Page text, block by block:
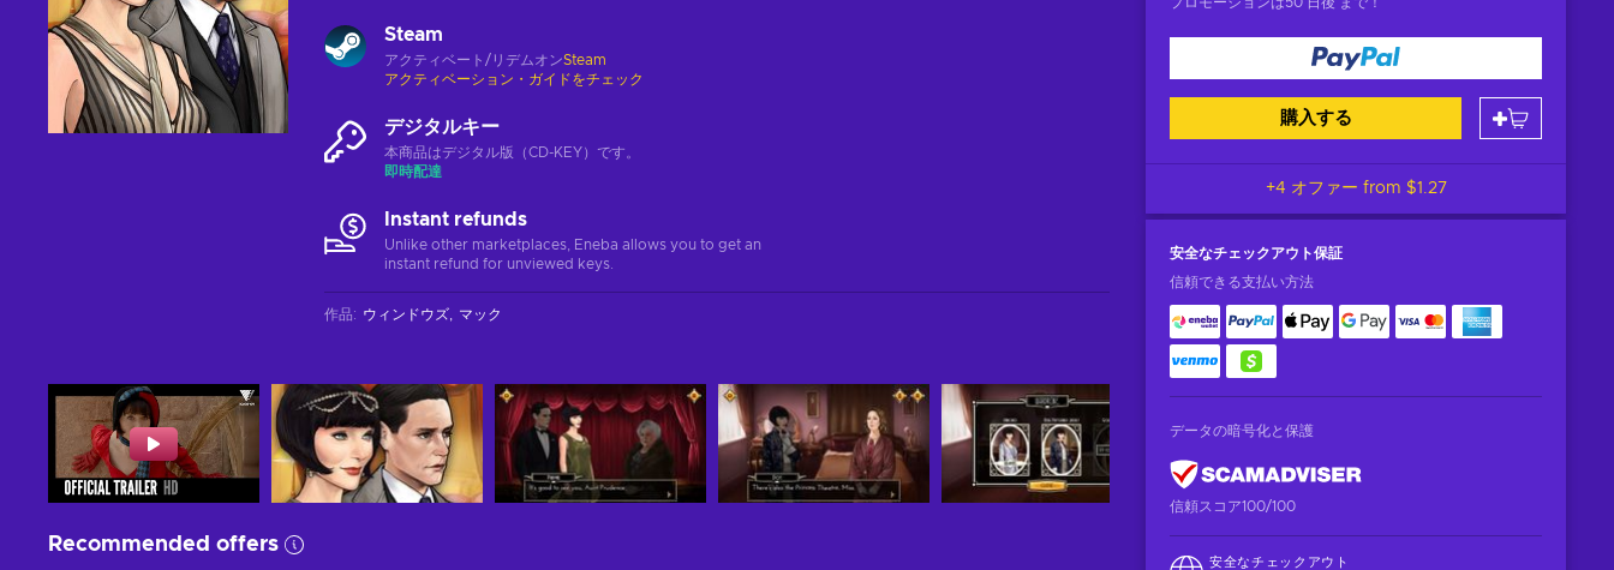
購入する
+4 オファー from $1.27
安全なチェックアウト保証
信頼できる支払い方法
データの暗号化と保護
信頼スコア100/100
安全なチェックアウト
Steam
アクティベート/リデムオンSteam
アクティベーション・ガイドをチェック
デジタルキー
本商品はデジタル版（CD-KEY）です。
即時配達
Instant refunds
Unlike other marketplaces, Eneba allows you to get an
instant refund for unviewed keys.
作品: ウィンドウズ マック
Recommended offers